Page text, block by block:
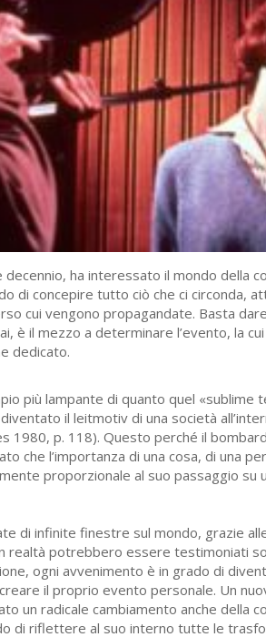
decennio, ha interessato il mondo della
di concepire tutto ciò che ci circonda,
cui vengono propagandate. Basta
è il mezzo a determinare l’evento, la
dedicato.
più lampante di quanto quel «sublime
il leitmotiv di una società
1980, p. 118). Questo perché il
che l’importanza di una cosa, di una
proporzionale al suo passaggio su
di infinite finestre sul mondo, grazie
realtà potrebbero essere testimoniati
ogni avvenimento è in grado di
il proprio evento personale. Un
un radicale cambiamento anche della
di riflettere al suo interno tutte le